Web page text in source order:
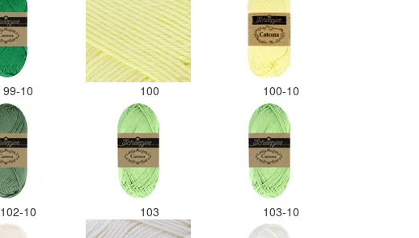
99-10 100 100-10
102-10 103 103-10